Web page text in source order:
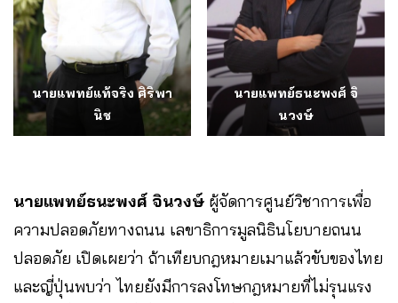
นายแพทย์แท้จริง ศิริพา
นิช
นายแพทย์ธนะพงศ์ จิ
นวงษ์
นายแพทย์ธนะพงศ์ จินวงษ์ ผู้จัดการศูนย์วิชาการเพื่อ
ความปลอดภัยทางถนน เลขาธิการมูลนิธินโยบายถนน
ปลอดภัย เปิดเผยว่า ถ้าเทียบกฎหมายเมาแล้วขับของไทย
และญี่ปุ่นพบว่า ไทยยังมีการลงโทษกฎหมายที่ไม่รุนแรง